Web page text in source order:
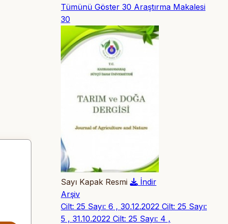
Tümünü Göster 30 Araştırma Makalesi
30
Sayı Kapak Resmi
İndir
Arşiv
Cilt: 25 Sayı: 6 , 30.12.2022 Cilt: 25 Sayı:
5 , 31.10.2022 Cilt: 25 Sayı: 4 ,